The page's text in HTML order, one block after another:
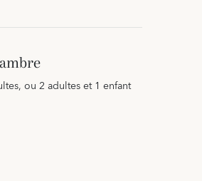
ou 2 adultes et 1 enfant